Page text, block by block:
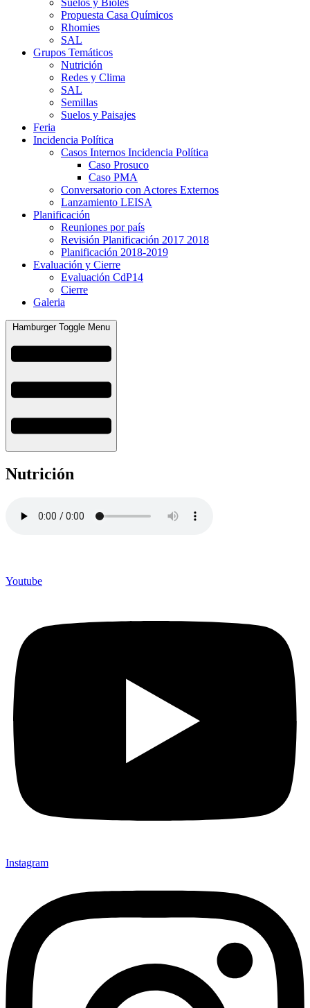
Propuesta Casa Químicos
Rhomies
SAL
Grupos Temáticos
Nutrición
Redes y Clima
SAL
Semillas
Suelos y Paisajes
Feria
Incidencia Política
Casos Internos Incidencia Política
Caso Prosuco
Caso PMA
Conversatorio con Actores Externos
Lanzamiento LEISA
Planificación
Reuniones por país
Revisión Planificación 2017 2018
Planificación 2018-2019
Evaluación y Cierre
Evaluación CdP14
Cierre
Galeria
Hamburger Toggle Menu
Nutrición
Youtube
Instagram